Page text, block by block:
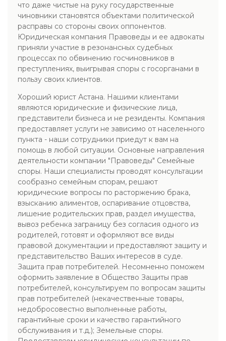
что даже чистые на руку государственные
чиновники становятся объектами политической
расправы со стороны своих оппонентов.
Юридическая компания Правоведы и ее адвокаты
приняли участие в резонансных судебных
процессах по обвинению госчиновников в
преступлениях, выигрывая споры с госорганами в
пользу своих клиентов.
Хороший юрист Астана. Нашими клиентами
являются юридические и физические лица,
представители бизнеса и не резиденты. Компания
предоставляет услуги не зависимо от населенного
пункта - наши сотрудники приедут к вам на
помощь в любой ситуации. Основные направления
деятельности компании "Правоведы" Семейные
споры. Наши специалисты проводят консультации
сообразно семейным спорам, решают
юридические вопросы по расторжению брака,
взысканию алиментов, оспаривание отцовства,
лишение родительских прав, раздел имущества,
вывоз ребенка заграницу без согласия одного из
родителей, готовят и оформляют все виды
правовой документации и предоставляют защиту и
представительство Ваших интересов в суде.
Защита прав потребителей. Несомненно поможем
оформить заявление в Общество Защиты прав
потребителей, консультируем по вопросам защиты
прав потребителей (некачественные товары,
недобросовестно выполненные работы,
гарантийные сроки и качество гарантийного
обслуживания и т.д.); Земельные споры.